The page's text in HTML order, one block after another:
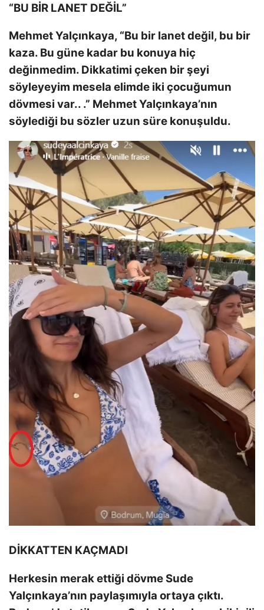
“BU BİR LANET DEĞİL”
Mehmet Yalçınkaya, “Bu bir lanet değil, bu bir
kaza. Bu güne kadar bu konuya hiç
değinmedim. Dikkatimi çeken bir şeyi
söyleyeyim mesela elimde iki çocuğumun
dövmesi var.. .” Mehmet Yalçınkaya’nın
söylediği bu sözler uzun süre konuşuldu.
DİKKATTEN KAÇMADI
Herkesin merak ettiği dövme Sude
Yalçınkaya’nın paylaşımıyla ortaya çıktı.